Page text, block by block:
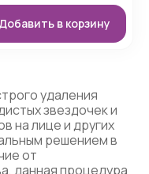
Добавить в корзину
удаления
звездочек и
на лице и других
решением в
от
данная процедура